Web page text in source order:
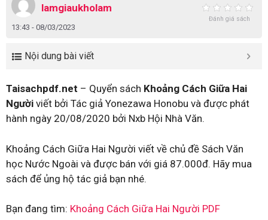
lamgiaukholam
13:43 - 08/03/2023
Đánh giá sách
Nội dung bài viết
Taisachpdf.net – Quyển sách Khoảng Cách Giữa Hai
Người viết bởi Tác giả Yonezawa Honobu và được phát
hành ngày 20/08/2020 bởi Nxb Hội Nhà Văn.
Khoảng Cách Giữa Hai Người viết về chủ đề Sách Văn
học Nước Ngoài và được bán với giá 87.000đ. Hãy mua
sách để ủng hộ tác giả bạn nhé.
Bạn đang tìm: Khoảng Cách Giữa Hai Người PDF